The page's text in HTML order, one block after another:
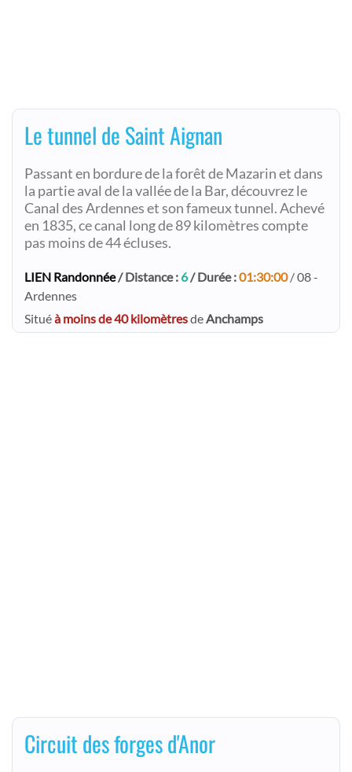
Le tunnel de Saint Aignan
Passant en bordure de la forêt de Mazarin et dans
la partie aval de la vallée de la Bar, découvrez le
Canal des Ardennes et son fameux tunnel. Achevé
en 1835, ce canal long de 89 kilomètres compte
pas moins de 44 écluses.
LIEN Randonnée/ Distance : 6/ Durée :01:30:00/ 08 -
Ardennes
Situéà moins de 40 kilomètresdeAnchamps
Circuit des forges d'Anor